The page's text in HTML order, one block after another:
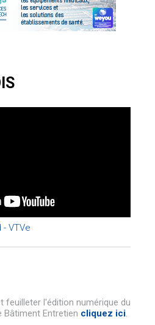
VTVe
feuilleter l'édition numérique du
Bâtiment Entretien cliquez ici.